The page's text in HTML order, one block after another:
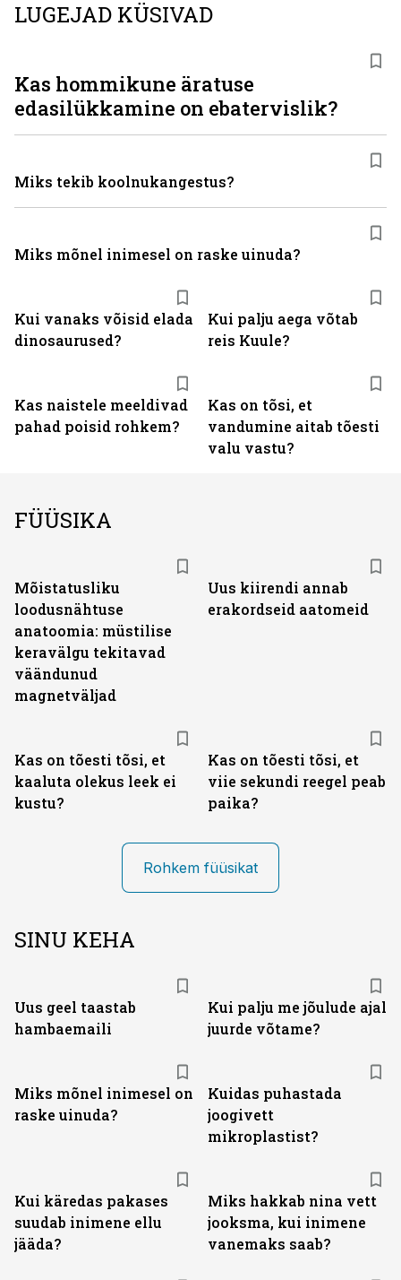
LUGEJAD KÜSIVAD
Kui vanaks võisid elada
dinosaurused?
Kui palju aega võtab
reis Kuule?
Kas naistele meeldivad
pahad poisid rohkem?
Kas on tõsi, et
vandumine aitab tõesti
valu vastu?
Kas hommikune äratuse
edasilükkamine on ebatervislik?
Miks tekib koolnukangestus?
Miks mõnel inimesel on raske uinuda?
FÜÜSIKA
Mõistatusliku
loodusnähtuse
anatoomia: müstilise
keravälgu tekitavad
väändunud
magnetväljad
Uus kiirendi annab
erakordseid aatomeid
Kas on tõesti tõsi, et
kaaluta olekus leek ei
kustu?
Kas on tõesti tõsi, et
viie sekundi reegel peab
paika?
Rohkem füüsikat
SINU KEHA
Uus geel taastab
hambaemaili
Kui palju me jõulude ajal
juurde võtame?
Miks mõnel inimesel on
raske uinuda?
Kuidas puhastada
joogivett
mikroplastist?
Kui käredas pakases
suudab inimene ellu
jääda?
Miks hakkab nina vett
jooksma, kui inimene
vanemaks saab?